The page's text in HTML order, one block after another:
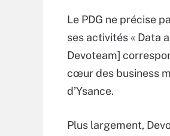
Le PDG ne précise
ses activités « Data
Devoteam]
cœur des business
d’Ysance.
Plus largement,